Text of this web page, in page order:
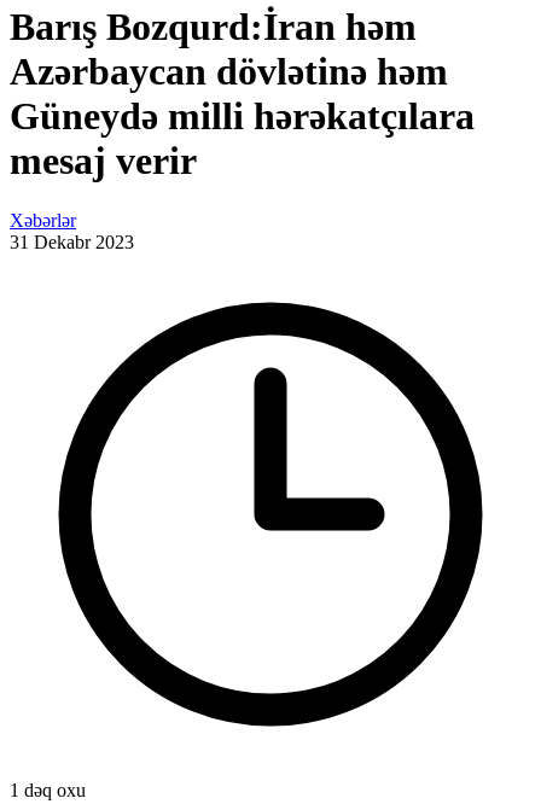
Barış Bozqurd:İran həm
Azərbaycan dövlətinə həm
Güneydə milli hərəkatçılara
mesaj verir
Xəbərlər
31 Dekabr 2023
1 dəq oxu